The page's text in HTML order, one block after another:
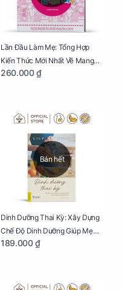
Lần Đầu Làm Mẹ: Tổng Hợp
Kiến Thức Mới Nhất Về Mang
Thai Và Sinh Nở Cho Mẹ Bầu
260.000 ₫
Bán hết
Dinh Dưỡng Thai Kỳ: Xây Dựng
Chế Độ Dinh Dưỡng Giúp Mẹ
Khỏe, Con Yêu Phát Triển Toàn
189.000 ₫